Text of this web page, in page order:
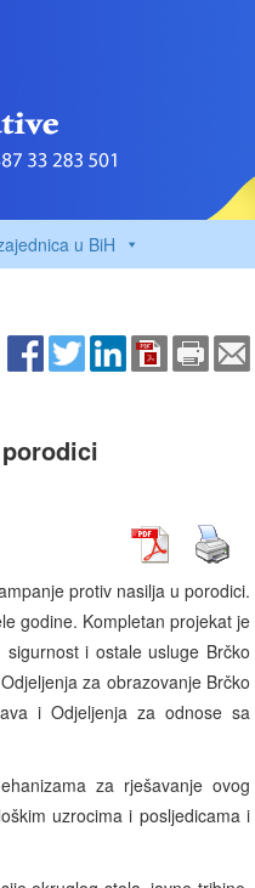
u BiH
protiv nasilja u porodici.
godine. Kompletan projekat je
i ostale usluge Brčko
za obrazovanje Brčko
i Odjeljenja za odnose sa
za rješavanje ovog
uzrocima i posljedicama i